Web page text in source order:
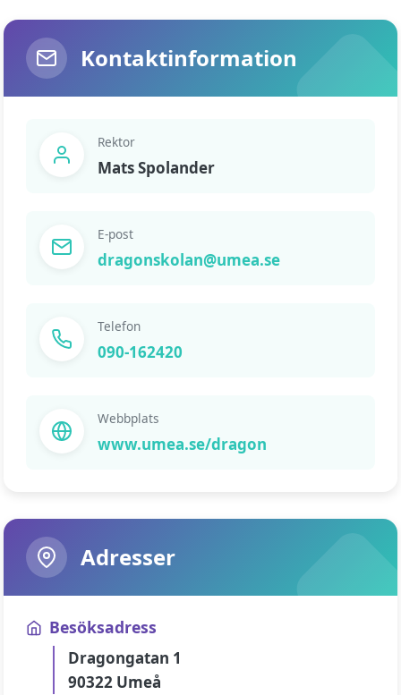
Kontaktinformation
Rektor
Mats Spolander
E-post
dragonskolan@umea.se
Telefon
090-162420
Webbplats
www.umea.se/dragon
Adresser
Besöksadress
Dragongatan 1
90322 Umeå